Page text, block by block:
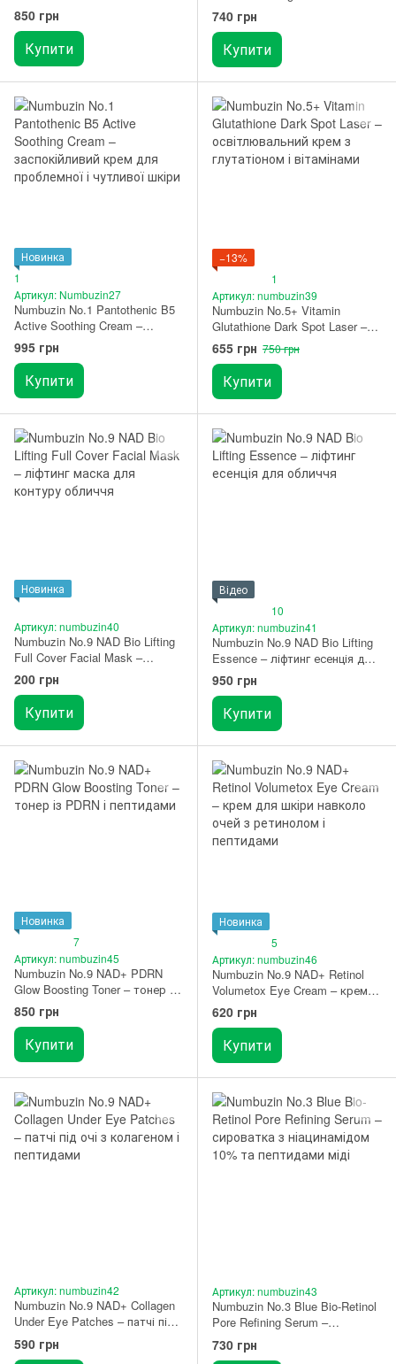
тонер з вітамінами та
антиоксидантами 200 мл
850 грн
Купити
заспокійлива сироватка для
чутливої і проблемної шкіри
50 мл
740 грн
Купити
Новинка
1
Артикул: Numbuzin27
Numbuzin No.1 Pantothenic B5
Active Soothing Cream –
заспокійливий крем для
проблемної і чутливої шкіри
80 мл
995 грн
Купити
−13%
1
Артикул: numbuzin39
Numbuzin No.5+ Vitamin
Glutathione Dark Spot Laser –
освітлювальний крем з
глутатіоном і вітамінами 50 мл
655 грн 750 грн
Купити
Новинка
Артикул: numbuzin40
Numbuzin No.9 NAD Bio Lifting
Full Cover Facial Mask –
ліфтинг маска для контуру
обличчя 1 шт.
200 грн
Купити
Відео
10
Артикул: numbuzin41
Numbuzin No.9 NAD Bio Lifting
Essence – ліфтинг есенція для
обличчя 50 мл
950 грн
Купити
Новинка
7
Артикул: numbuzin45
Numbuzin No.9 NAD+ PDRN
Glow Boosting Toner – тонер із
PDRN і пептидами 150 мл
850 грн
Купити
Новинка
5
Артикул: numbuzin46
Numbuzin No.9 NAD+ Retinol
Volumetox Eye Cream – крем
для шкіри навколо очей з
ретинолом і пептидами 10 мл
620 грн
Купити
Артикул: numbuzin42
Numbuzin No.9 NAD+ Collagen
Under Eye Patches – патчі під
очі з колагеном і пептидами (5
пар)
590 грн
Артикул: numbuzin43
Numbuzin No.3 Blue Bio-Retinol
Pore Refining Serum –
сироватка з ніацинамідом
10% та пептидами міді 30 мл
730 грн